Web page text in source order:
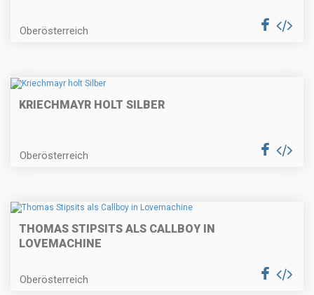
Oberösterreich
KRIECHMAYR HOLT SILBER
Oberösterreich
THOMAS STIPSITS ALS CALLBOY IN
LOVEMACHINE
Oberösterreich